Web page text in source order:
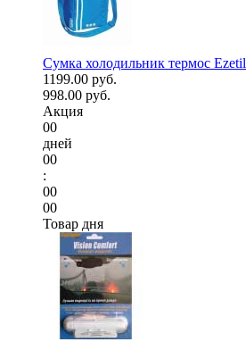
Сумка холодильник термос
1199.00 руб.
998.00 руб.
Акция
00
дней
00
:
00
00
Товар дня